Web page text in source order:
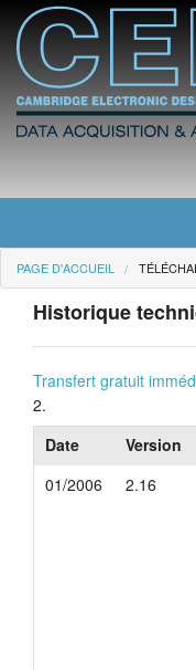
Page d'accueil
Actualités
Produits
Tarifs
Téléchargements
PAGE D'ACCUEIL
Historique
Transfert gratuit
2.
Date
Version
01/2006
2.16